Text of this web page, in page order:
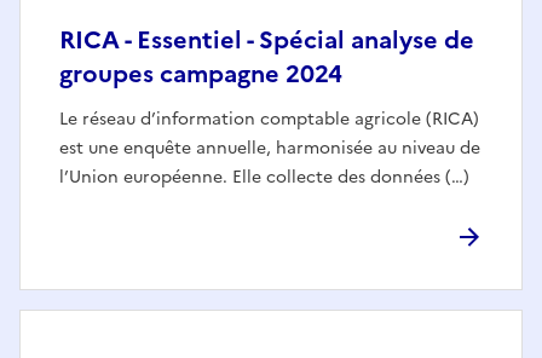
RICA - Essentiel - Spécial analyse de
groupes campagne 2024
Le réseau d’information comptable agricole (RICA)
est une enquête annuelle, harmonisée au niveau de
l’Union européenne. Elle collecte des données (…)